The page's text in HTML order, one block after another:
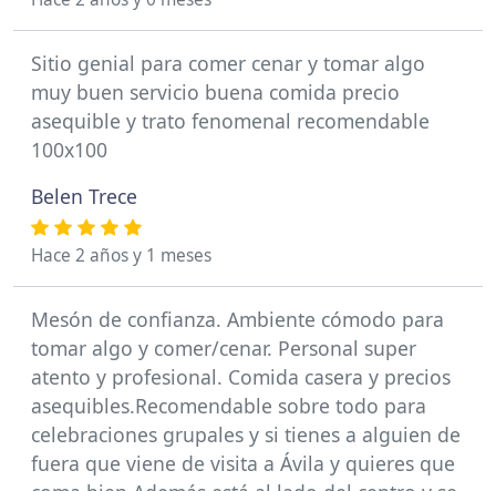
Sitio genial para comer cenar y tomar algo
muy buen servicio buena comida precio
asequible y trato fenomenal recomendable
100x100
Belen Trece
Hace 2 años y 1 meses
Mesón de confianza. Ambiente cómodo para
tomar algo y comer/cenar. Personal super
atento y profesional. Comida casera y precios
asequibles.Recomendable sobre todo para
celebraciones grupales y si tienes a alguien de
fuera que viene de visita a Ávila y quieres que